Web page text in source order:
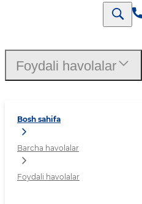
Bosh sahifa
Barcha havolalar
Foydali havolalar
Foydali havolalar